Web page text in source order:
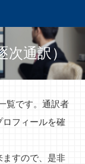
次通訳）
覧です。通訳者
フィールを確
ますので、是非